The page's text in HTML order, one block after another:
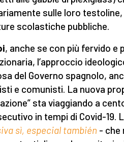
sulle loro
scolastiche pubbliche.
, anche se con più fervido
l’approccio
del Governo spagnolo,
e comunisti. La nuova
sta viaggiando a
in tempi di Covid-19.
sì, especial también - che